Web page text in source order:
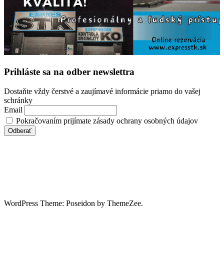
Prihláste sa na odber newslettra
Dostaňte vždy čerstvé a zaujímavé informácie priamo do vašej
schránky
Email
Pokračovaním prijímate zásady ochrany osobných údajov
WordPress Theme: Poseidon by ThemeZee.